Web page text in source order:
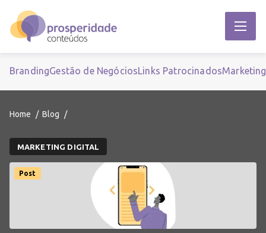
BrandingGestão de NegóciosLinks Patrocinados
Home Blog
MARKETING DIGITAL
Post